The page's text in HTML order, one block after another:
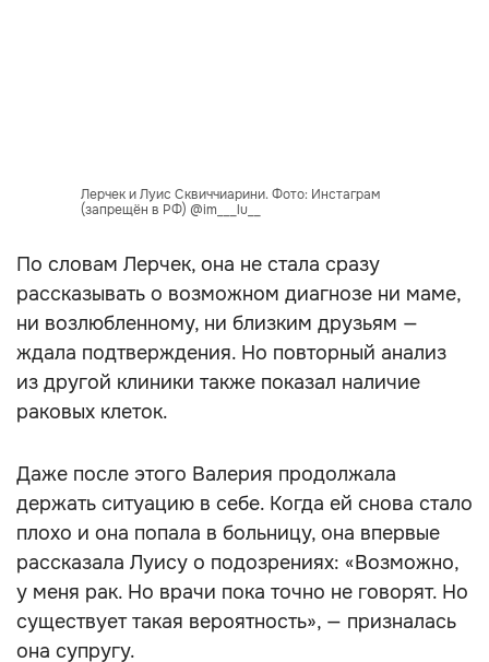
Лерчек и Луис Сквиччиарини. Фото: Инстаграм
(запрещён в РФ) @im___lu__
По словам Лерчек, она не стала сразу
рассказывать о возможном диагнозе ни маме,
ни возлюбленному, ни близким друзьям —
ждала подтверждения. Но повторный анализ
из другой клиники также показал наличие
раковых клеток.
Даже после этого Валерия продолжала
держать ситуацию в себе. Когда ей снова стало
плохо и она попала в больницу, она впервые
рассказала Луису о подозрениях: «Возможно,
у меня рак. Но врачи пока точно не говорят. Но
существует такая вероятность», — призналась
она супругу.